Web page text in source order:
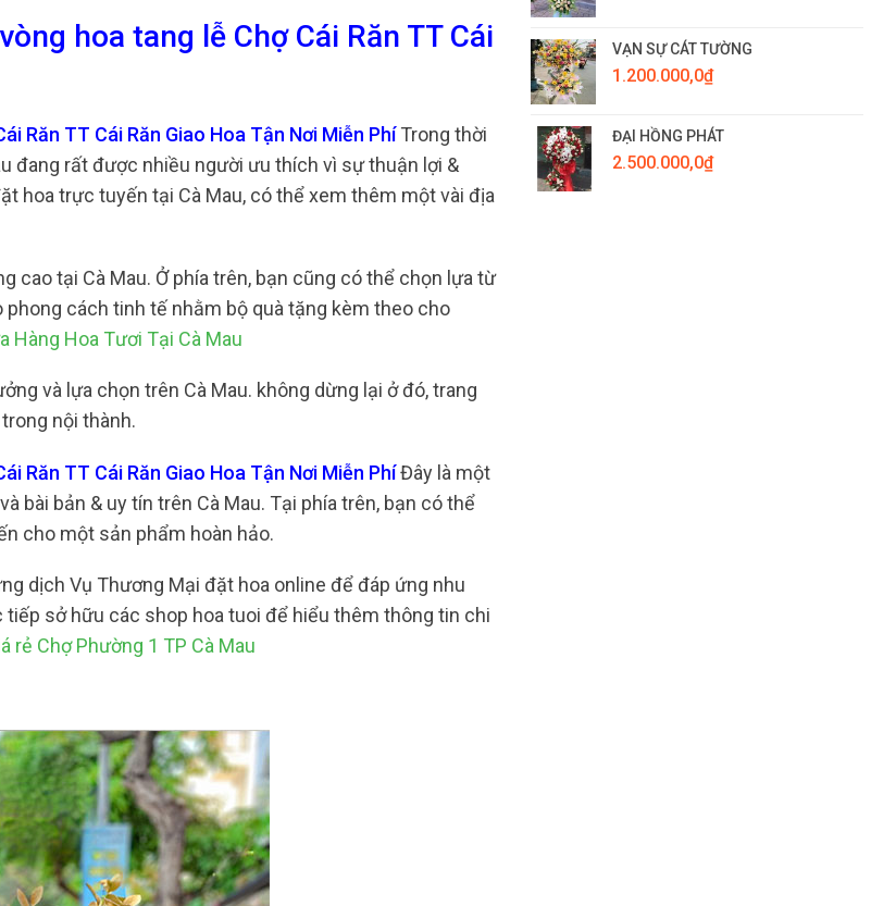
hoa tang lễ Chợ Cái Răn TT Cái
Răn TT Cái Răn Giao Hoa Tận Nơi Miễn PhíTrong thời
đang rất được nhiều người ưu thích vì sự thuận lợi &
hoa trực tuyến tại Cà Mau, có thể xem thêm một vài địa
tại Cà Mau. Ở phía trên, bạn cũng có thể chọn lựa từ
cách tinh tế nhằm bộ quà tặng kèm theo cho
Hàng Hoa Tươi Tại Cà Mau
và lựa chọn trên Cà Mau. không dừng lại ở đó, trang
nội thành.
Răn TT Cái Răn Giao Hoa Tận Nơi Miễn PhíĐây là một
bài bản & uy tín trên Cà Mau. Tại phía trên, bạn có thể
cho một sản phẩm hoàn hảo.
dịch Vụ Thương Mại đặt hoa online để đáp ứng nhu
sở hữu các shop hoa tuoi để hiểu thêm thông tin chi
rẻ Chợ Phường 1 TP Cà Mau
1.200.000,0₫.
VẠN SỰ CÁT TƯỜNG
1.200.000,0₫
ĐẠI HỒNG PHÁT
2.500.000,0₫